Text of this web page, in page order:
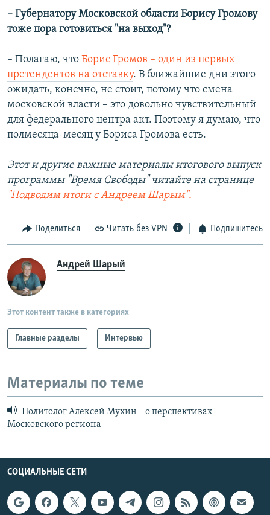
– Губернатору Московской области Борису Громову
тоже пора готовиться "на выход"?
– Полагаю, что Борис Громов – один из первых
претендентов на отставку. В ближайшие дни этого
ожидать, конечно, не стоит, потому что смена
московской власти – это довольно чувствительный
для федерального центра акт. Поэтому я думаю, что
полмесяца-месяц у Бориса Громова есть.
Этот и другие важные материалы итогового выпуск
программы "Время Свободы" читайте на странице
"Подводим итоги с Андреем Шарым".
Поделиться Читать без VPN Подпишитесь
Андрей Шарый
Этот контент также в категориях
Главные разделы Интервью
Материалы по теме
Политолог Алексей Мухин – о перспективах
Московского региона
СОЦИАЛЬНЫЕ СЕТИ